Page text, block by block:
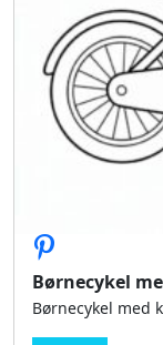
Børnecykel
Børnecykel med